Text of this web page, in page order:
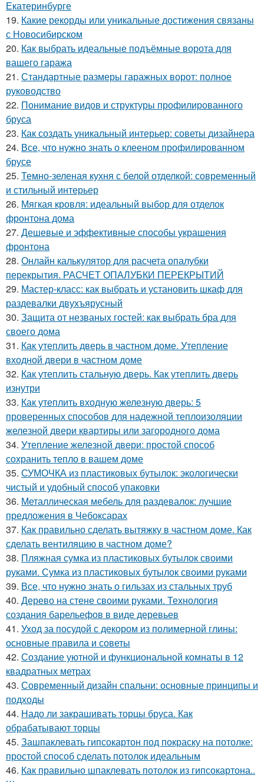
Екатеринбурге
19. Какие рекорды или уникальные достижения связаны
с Новосибирском
20. Как выбрать идеальные подъёмные ворота для
вашего гаража
21. Стандартные размеры гаражных ворот: полное
руководство
22. Понимание видов и структуры профилированного
бруса
23. Как создать уникальный интерьер: советы дизайнера
24. Все, что нужно знать о клееном профилированном
брусе
25. Темно-зеленая кухня с белой отделкой: современный
и стильный интерьер
26. Мягкая кровля: идеальный выбор для отделок
фронтона дома
27. Дешевые и эффективные способы украшения
фронтона
28. Онлайн калькулятор для расчета опалубки
перекрытия. РАСЧЕТ ОПАЛУБКИ ПЕРЕКРЫТИЙ
29. Мастер-класс: как выбрать и установить шкаф для
раздевалки двухъярусный
30. Защита от незваных гостей: как выбрать бра для
своего дома
31. Как утеплить дверь в частном доме. Утепление
входной двери в частном доме
32. Как утеплить стальную дверь. Как утеплить дверь
изнутри
33. Как утеплить входную железную дверь: 5
проверенных способов для надежной теплоизоляции
железной двери квартиры или загородного дома
34. Утепление железной двери: простой способ
сохранить тепло в вашем доме
35. СУМОЧКА из пластиковых бутылок: экологически
чистый и удобный способ упаковки
36. Металлическая мебель для раздевалок: лучшие
предложения в Чебоксарах
37. Как правильно сделать вытяжку в частном доме. Как
сделать вентиляцию в частном доме?
38. Пляжная сумка из пластиковых бутылок своими
руками. Сумка из пластиковых бутылок своими руками
39. Все, что нужно знать о гильзах из стальных труб
40. Дерево на стене своими руками. Технология
создания барельефов в виде деревьев
41. Уход за посудой с декором из полимерной глины:
основные правила и советы
42. Создание уютной и функциональной комнаты в 12
квадратных метрах
43. Современный дизайн спальни: основные принципы и
подходы
44. Надо ли закрашивать торцы бруса. Как
обрабатывают торцы
45. Зашпаклевать гипсокартон под покраску на потолке:
простой способ сделать потолок идеальным
46. Как правильно шпаклевать потолок из гипсокартона..